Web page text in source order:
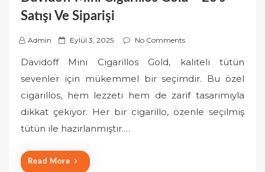
Satışı Ve Siparişi
Admin
P
t
d
o
Eylül 3, 2025 No Comments
Davidoff Mini Cigarillos Gold, kaliteli tütün
sevenler için mükemmel bir seçimdir. Bu özel
cigarillos, hem lezzeti hem de zarif tasarımıyla
dikkat çekiyor. Her bir cigarillo, özenle seçilmiş
tütün ile hazırlanmıştır.…
Read More